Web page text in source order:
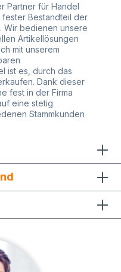
Partner für Handel
fester Bestandteil der
Wir bedienen unsere
Artikellösungen
mit unserem
ist es, durch das
Dank dieser
fest in der Firma
eine stetig
Stammkunden